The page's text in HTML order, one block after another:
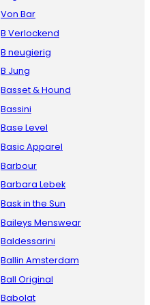
Von Bar
B Verlockend
B neugierig
B Jung
Basset & Hound
Bassini
Base Level
Basic Apparel
Barbour
Barbara Lebek
Bask in the Sun
Baileys Menswear
Baldessarini
Ballin Amsterdam
Ball Original
Babolat